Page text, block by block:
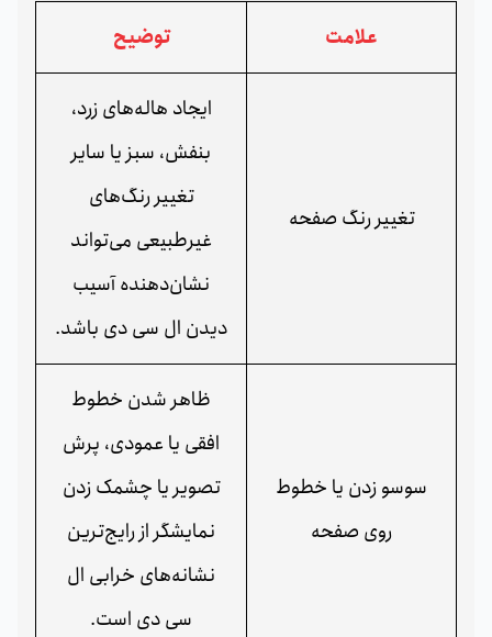
علامت توضیح
تغییر رنگ صفحه
ایجاد هاله‌های زرد،
بنفش، سبز یا سایر
تغییر رنگ‌های
غیرطبیعی می‌تواند
نشان‌دهنده آسیب
دیدن ال سی دی باشد.
سوسو زدن یا خطوط
روی صفحه
ظاهر شدن خطوط
افقی یا عمودی، پرش
تصویر یا چشمک زدن
نمایشگر از رایج‌ترین
نشانه‌های خرابی ال
سی دی است.